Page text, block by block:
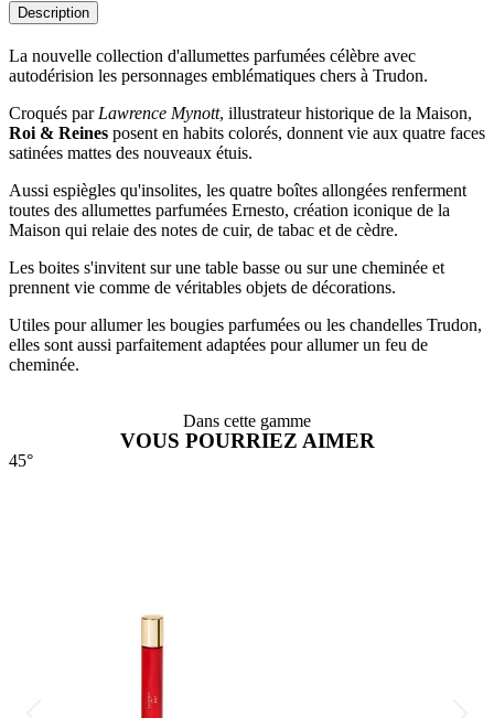
Description
La nouvelle collection d'allumettes parfumées célèbre avec
autodérision les personnages emblématiques chers à Trudon.
Croqués parLawrence Mynott, illustrateur historique de la Maison,
Roi & Reines posent en habits colorés, donnent vie aux quatre faces
satinées mattes des nouveaux étuis.
Aussi espiègles qu'insolites, les quatre boîtes allongées renferment
toutes des allumettes parfumées Ernesto, création iconique de la
Maison qui relaie des notes de cuir, de tabac et de cèdre.
Les boites s'invitent sur une table basse ou sur une cheminée et
prennent vie comme de véritables objets de décorations.
Utiles pour allumer les bougies parfumées ou les chandelles Trudon,
elles sont aussi parfaitement adaptées pour allumer un feu de
cheminée.
Dans cette gamme
VOUS POURRIEZ AIMER
45°